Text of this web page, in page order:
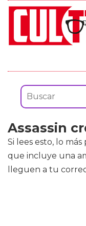
Assassin
Si lees esto, lo
que incluye una
lleguen a tu